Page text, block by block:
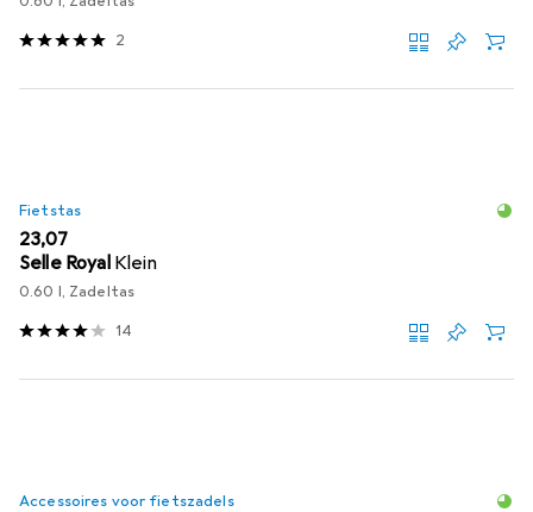
2
Fietstas
EUR
23,07
Selle Royal Klein
0.60 l, Zadeltas
14
Accessoires voor fietszadels